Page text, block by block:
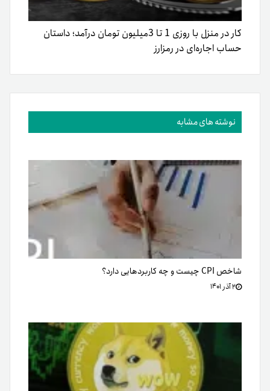
کار در منزل با روزی 1 تا 3میلیون تومان درآمد؛ داستان
حساب اجاره‌ای در رمزارز
نوشته های مشابه
شاخص CPI چیست و چه کاربردهایی دارد؟
۲ آذر ۱۴۰۱